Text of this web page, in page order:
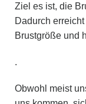
Ziel es ist, die
Dadurch
Brustgröße und
.
Obwohl meist